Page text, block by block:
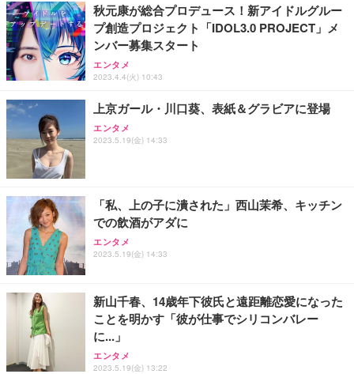
務用 おしゃれ パソコンチェア (ホワイト)
ANDWINT オフィスチェア デスクチェア 肘なし メ
ッシュ 通気性 ランバーサポート付き 腰サポート ガ
ス圧無段階昇降 360度回転 キャスター付き コンパク
ト 幅52×奥行58.5×高さ84～96cm テレワーク 在宅
￥4,139
【MiniLED/24.5inch/280Hz/FHD】GRAPHT THE S
HOOTER Gaming Monitor 24” Essential ゲーミン
グモニター QD 24.5インチ 1ms FHD 量子ドット 残
像低減 (3年保証 | 輝点保証 | 日本メーカー)
￥34,980
アイリスオーヤマ ペットシーツ 超厚型 お徳用 レギ
ュラー 200枚入【Amazon.co.jp限定】
￥3,731
秋元康が総合プロデュース！新アイドルグルー
プ創造プロジェクト「IDOL3.0 PROJECT」メ
ンバー募集スタート
エンタメ
2023.4.4(火) 10:43
上京ガール・川口葵、表紙＆グラビアに登場
エンタメ
2023.5.19(金) 14:33
「私、上の子に潰された」西山茉希、キッチン
での飲酒がアダに
エンタメ
2023.5.19(金) 14:33
新山千春、14歳年下彼氏と遠距離恋愛になった
ことを明かす「彼が仕事でシリコンバレー
に...」
エンタメ
2023.5.19(金) 13:22